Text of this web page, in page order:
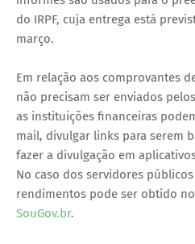
do IRPF, cuja entrega está
março.
Em relação aos comprovantes
não precisam ser enviados
as instituições financeiras
mail, divulgar links para serem
fazer a divulgação em
No caso dos servidores
rendimentos pode ser obtido
SouGov.br.